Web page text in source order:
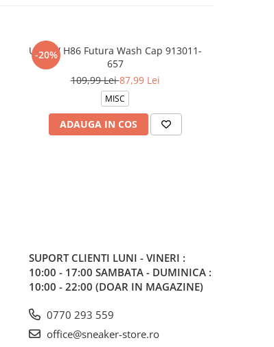
-20%
U NSW H86 Futura Wash Cap 913011-
657
109,99 Lei87,99 Lei
MISC
ADAUGA IN COS
SUPORT CLIENTI LUNI - VINERI :
10:00 - 17:00 SAMBATA - DUMINICA :
10:00 - 22:00 (DOAR IN MAGAZINE)
0770 293 559
office@sneaker-store.ro